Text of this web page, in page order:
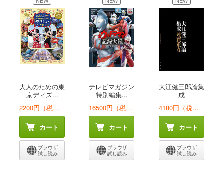
大人のための東
京ディズ...
2200円（税込）
カート
ブラウザ
試し読み
テレビマガジン
特別編集...
16500円（税込）
カート
ブラウザ
試し読み
大江健三郎論集
成
4180円（税込）
カート
ブラウザ
試し読み